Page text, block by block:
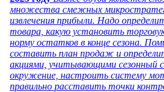
множества смежных
извлечения прибыли. Надо
товара, какую установить
норму остатков в конце сезона.
составить план продаж и
акциями, учитывающими сезонный
окружение, настроить систему
правильно расставить точки